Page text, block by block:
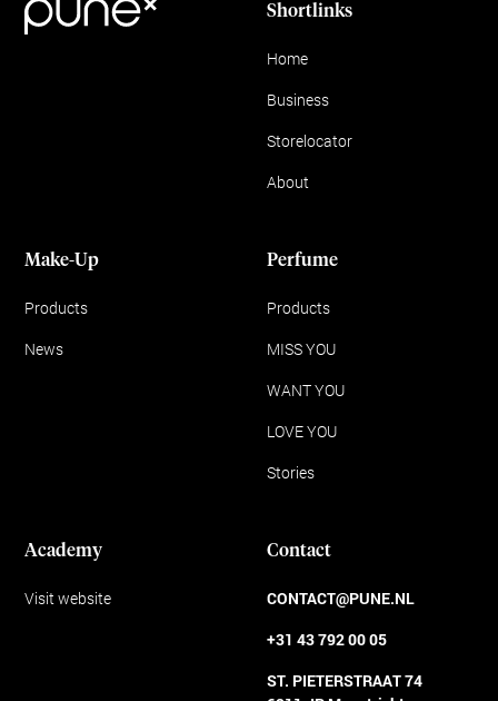
Shortlinks
Home
Business
Storelocator
About
Make-Up
Products
News
Perfume
Products
MISS YOU
WANT YOU
LOVE YOU
Stories
Academy
Visit website
Contact
CONTACT@PUNE.NL
+31 43 792 00 05
ST. PIETERSTRAAT 74